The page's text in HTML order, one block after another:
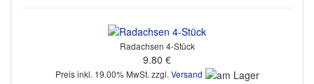
Radachsen 4-Stück
9.80 €
Preis inkl. 19.00% MwSt. zzgl. Versand